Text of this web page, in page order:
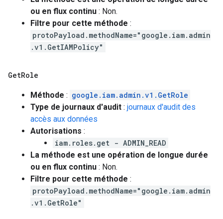
ou en flux continu : Non.
Filtre pour cette méthode :
protoPayload.methodName="google.iam.admin
.v1.GetIAMPolicy"
GetRole
Méthode : google.iam.admin.v1.GetRole
Type de journaux d'audit : journaux d'audit des
accès aux données
Autorisations :
iam.roles.get - ADMIN_READ
La méthode est une opération de longue durée
ou en flux continu : Non.
Filtre pour cette méthode :
protoPayload.methodName="google.iam.admin
.v1.GetRole"